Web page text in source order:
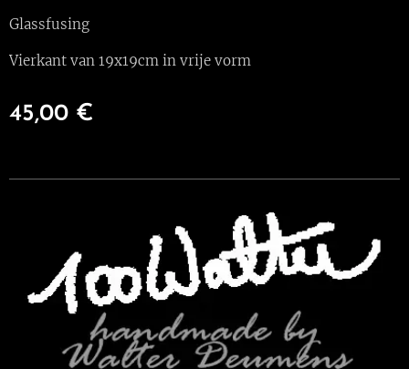
Glassfusing
Vierkant van 19x19cm in vrije vorm
45,00 €